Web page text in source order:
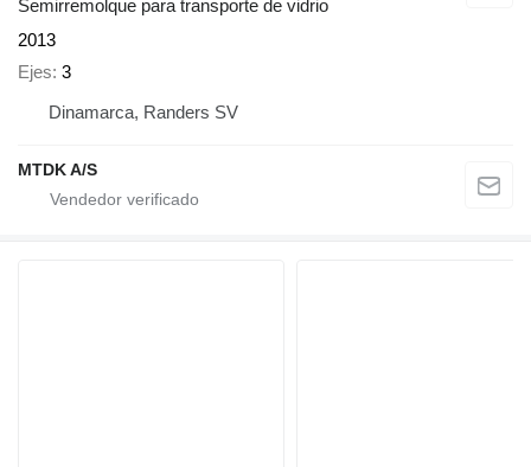
Semirremolque para transporte de vidrio
2013
Ejes 3
Dinamarca, Randers SV
MTDK A/S